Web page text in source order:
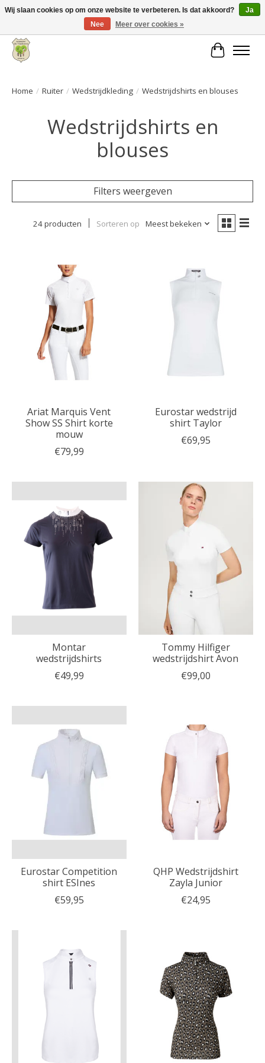
Grote keuze aan producten en snelle verzending!
Home / Ruiter / Wedstrijdkleding / Wedstrijdshirts en blouses
Wedstrijdshirts en
blouses
Filters weergeven
24 producten Sorteren op Meest bekeken
Ariat Marquis Vent
Show SS Shirt korte
mouw
€79,99
Eurostar wedstrijd
shirt Taylor
€69,95
Montar
wedstrijdshirts
€49,99
Tommy Hilfiger
wedstrijdshirt Avon
€99,00
Eurostar Competition
shirt ESInes
€59,95
QHP Wedstrijdshirt
Zayla Junior
€24,95
Wij slaan cookies op om onze website te verbeteren. Is dat akkoord?
Ja
Nee
Meer over cookies »